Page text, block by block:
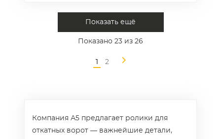
Показать ещё
Показано 23 из 26
2
Компания А5 предлагает ролики для
откатных ворот — важнейшие детали,